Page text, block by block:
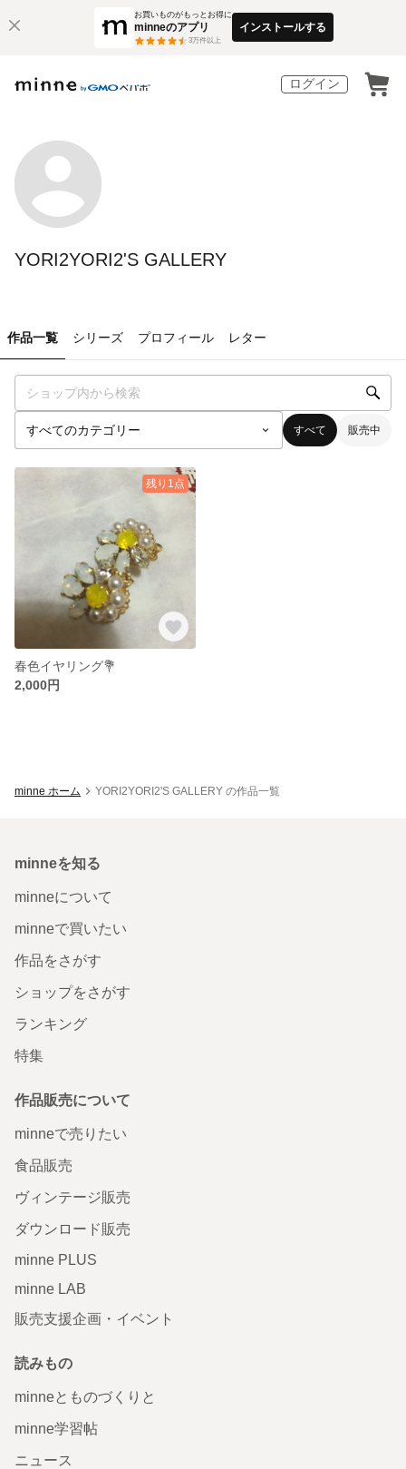
お買いものがもっとお得に
minneのアプリ
3万件以上
インストールする
ログイン
YORI2YORI2'S GALLERY
作品一覧 シリーズ プロフィール レター
すべて 販売中
残り1点
春色イヤリング💐
2,000円
minne ホーム YORI2YORI2'S GALLERY の作品一覧
minneを知る
minneについて
minneで買いたい
作品をさがす
ショップをさがす
ランキング
特集
作品販売について
minneで売りたい
食品販売
ヴィンテージ販売
ダウンロード販売
minne PLUS
minne LAB
販売支援企画・イベント
読みもの
minneとものづくりと
minne学習帖
ニュース